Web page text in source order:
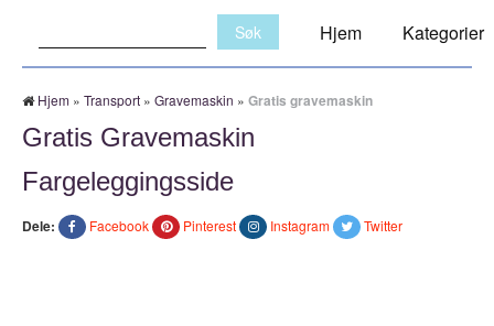
Hjem Kategorier
Hjem » Transport » Gravemaskin » Gratis gravemaskin
Gratis Gravemaskin
Fargeleggingsside
Dele: Facebook Pinterest Instagram Twitter